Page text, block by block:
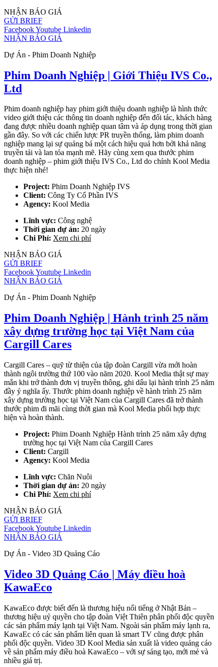
NHẬN BÁO GIÁ
GỬI BRIEF
FacebookYoutube Linkedin
NHẬN BÁO GIÁ
Dự Án - Phim Doanh Nghiệp
Phim Doanh Nghiệp | Giới Thiệu IVS Co.,
Ltd
Phim doanh nghiệp hay phim giới thiệu doanh nghiệp là hình thức
video giới thiệu các thông tin doanh nghiệp đến đối tác, khách hàng
đang được nhiều doanh nghiệp quan tâm và áp dụng trong thời gian
gần đây. So với các chiến lược PR truyền thống, làm phim doanh
nghiệp mang lại sự quảng bá một cách hiệu quả hơn bởi khả năng
truyền tải và lan tỏa mạnh mẽ. Hãy cùng xem qua thước phim
doanh nghiệp – phim giới thiệu IVS Co., Ltd do chính Kool Media
thực hiện nhé!
Project: Phim Doanh Nghiệp IVS
Client: Công Ty Cổ Phần IVS
Agency: Kool Media
Lĩnh vực: Công nghệ
Thời gian dự án: 20 ngày
Chi Phí: Xem chi phí
NHẬN BÁO GIÁ
GỬI BRIEF
FacebookYoutube Linkedin
NHẬN BÁO GIÁ
Dự Án - Phim Doanh Nghiệp
Phim Doanh Nghiệp | Hành trình 25 năm
xây dựng trường học tại Việt Nam của
Cargill Cares
Cargill Cares – quỹ từ thiện của tập đoàn Cargill vừa mới hoàn
thành ngôi trường thứ 100 vào năm 2020. Kool Media thật sự may
mắn khi trở thành đơn vị truyền thông, ghi dấu lại hành trình 25 năm
đầy ý nghĩa ấy. Thước phim doanh nghiệp về hành trình 25 năm
xây dựng trường học tại Việt Nam của Cargill Cares đã trở thành
thước phim đi mãi cùng thời gian mà Kool Media phối hợp thực
hiện và hoàn thành.
Project: Phim Doanh Nghiệp Hành trình 25 năm xây dựng
trường học tại Việt Nam của Cargill Cares
Client: Cargill
Agency: Kool Media
Lĩnh vực: Chăn Nuôi
Thời gian dự án: 20 ngày
Chi Phí: Xem chi phí
NHẬN BÁO GIÁ
GỬI BRIEF
FacebookYoutube Linkedin
NHẬN BÁO GIÁ
Dự Án - Video 3D Quảng Cáo
Video 3D Quảng Cáo | Máy điều hoà
KawaEco
KawaEco được biết đến là thương hiệu nổi tiếng ở Nhật Bản –
thương hiệu uỷ quyền cho tập đoàn Việt Thiên phân phối độc quyền
các sản phẩm máy lạnh tại Việt Nam. Ngoài sản phẩm máy lạnh ra,
KawaEc có các sản phẩm liên quan là smart TV cũng được phân
phối độc quyền. Video 3D Kool Media sản xuất là video quảng cáo
về sản phẩm máy điều hoà KawaEco – với sự sáng tạo, mới mẻ và
nhiều giá trị.